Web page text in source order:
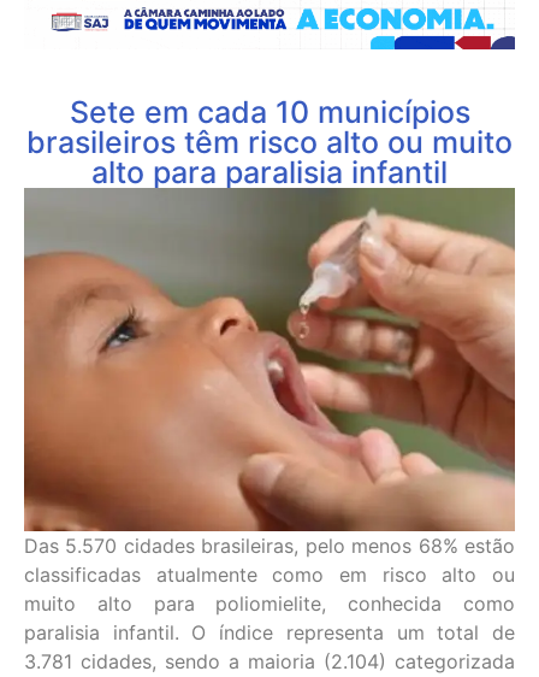
Sete em cada 10 municípios
brasileiros têm risco alto ou muito
alto para paralisia infantil
Das 5.570 cidades brasileiras, pelo menos 68% estão
classificadas atualmente como em risco alto ou
muito alto para poliomielite, conhecida como
paralisia infantil. O índice representa um total de
3.781 cidades, sendo a maioria (2.104) categorizada